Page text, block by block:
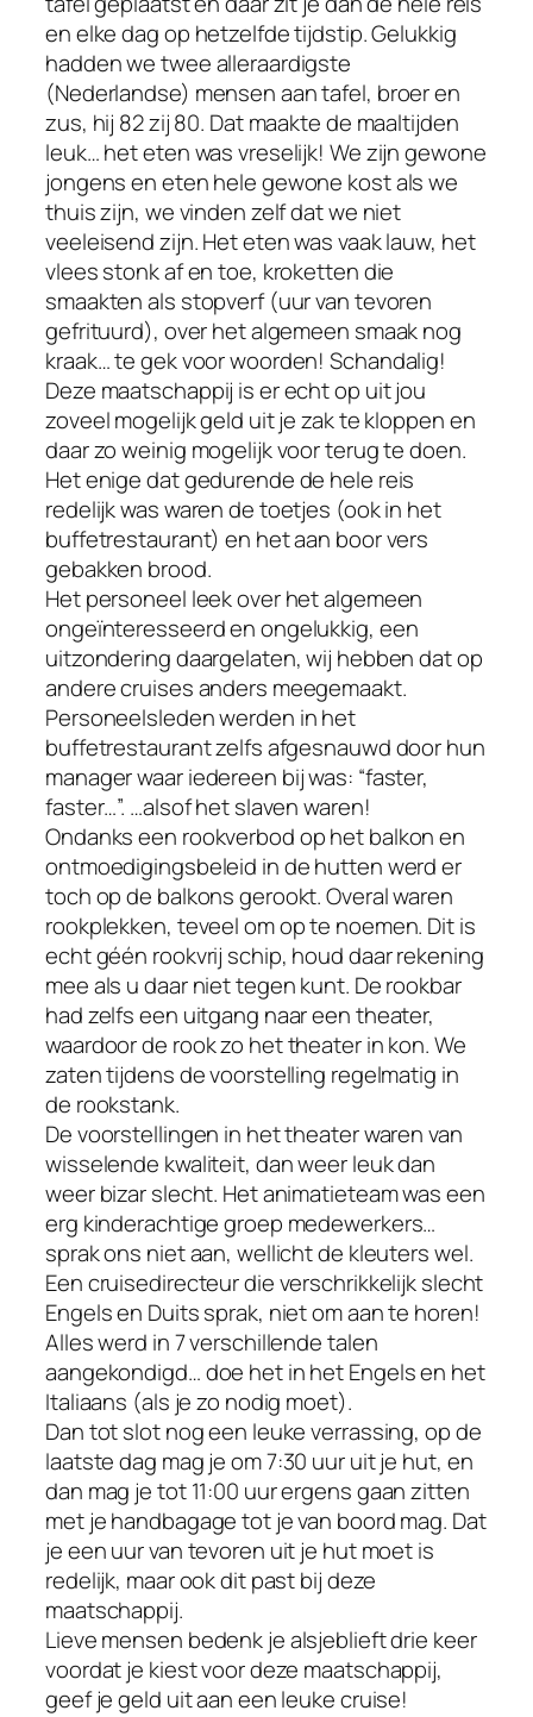
en elke dag op hetzelfde tijdstip. Gelukkig
hadden we twee alleraardigste
(Nederlandse) mensen aan tafel, broer en
zus, hij 82 zij 80. Dat maakte de maaltijden
leuk… het eten was vreselijk! We zijn gewone
jongens en eten hele gewone kost als we
thuis zijn, we vinden zelf dat we niet
veeleisend zijn. Het eten was vaak lauw, het
vlees stonk af en toe, kroketten die
smaakten als stopverf (uur van tevoren
gefrituurd), over het algemeen smaak nog
kraak… te gek voor woorden! Schandalig!
Deze maatschappij is er echt op uit jou
zoveel mogelijk geld uit je zak te kloppen en
daar zo weinig mogelijk voor terug te doen.
Het enige dat gedurende de hele reis
redelijk was waren de toetjes (ook in het
buffetrestaurant) en het aan boor vers
gebakken brood.
Het personeel leek over het algemeen
ongeïnteresseerd en ongelukkig, een
uitzondering daargelaten, wij hebben dat op
andere cruises anders meegemaakt.
Personeelsleden werden in het
buffetrestaurant zelfs afgesnauwd door hun
manager waar iedereen bij was: “faster,
faster…”. …alsof het slaven waren!
Ondanks een rookverbod op het balkon en
ontmoedigingsbeleid in de hutten werd er
toch op de balkons gerookt. Overal waren
rookplekken, teveel om op te noemen. Dit is
echt géén rookvrij schip, houd daar rekening
mee als u daar niet tegen kunt. De rookbar
had zelfs een uitgang naar een theater,
waardoor de rook zo het theater in kon. We
zaten tijdens de voorstelling regelmatig in
de rookstank.
De voorstellingen in het theater waren van
wisselende kwaliteit, dan weer leuk dan
weer bizar slecht. Het animatieteam was een
erg kinderachtige groep medewerkers…
sprak ons niet aan, wellicht de kleuters wel.
Een cruisedirecteur die verschrikkelijk slecht
Engels en Duits sprak, niet om aan te horen!
Alles werd in 7 verschillende talen
aangekondigd… doe het in het Engels en het
Italiaans (als je zo nodig moet).
Dan tot slot nog een leuke verrassing, op de
laatste dag mag je om 7:30 uur uit je hut, en
dan mag je tot 11:00 uur ergens gaan zitten
met je handbagage tot je van boord mag. Dat
je een uur van tevoren uit je hut moet is
redelijk, maar ook dit past bij deze
maatschappij.
Lieve mensen bedenk je alsjeblieft drie keer
voordat je kiest voor deze maatschappij,
geef je geld uit aan een leuke cruise!